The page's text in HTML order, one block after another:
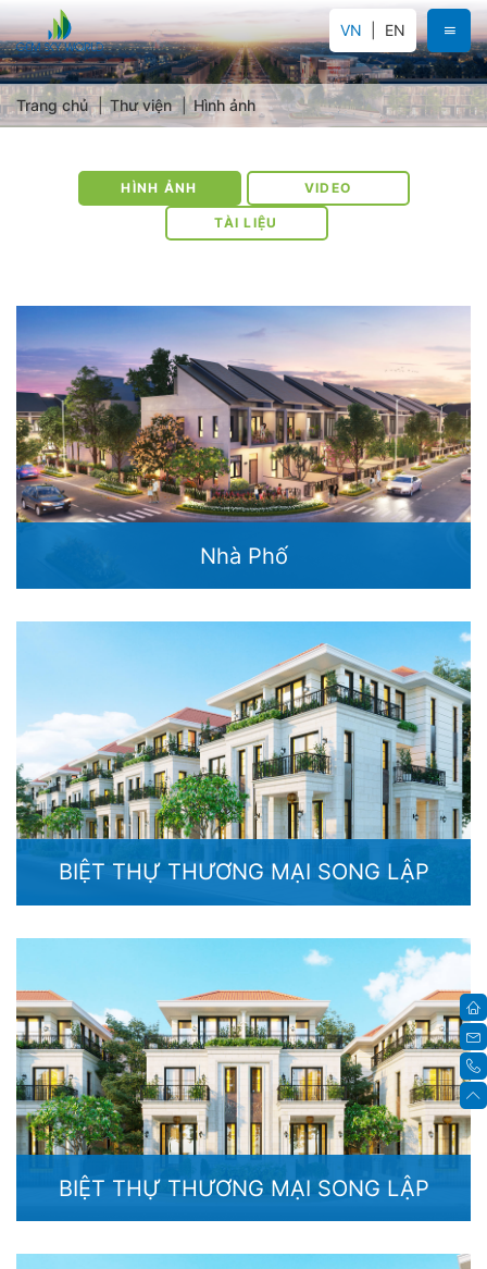
VN EN
Trang chủ Thư viện Hình ảnh
HÌNH ẢNH VIDEO
TÀI LIỆU
Nhà Phố
BIỆT THỰ THƯƠNG MẠI SONG LẬP
BIỆT THỰ THƯƠNG MẠI SONG LẬP